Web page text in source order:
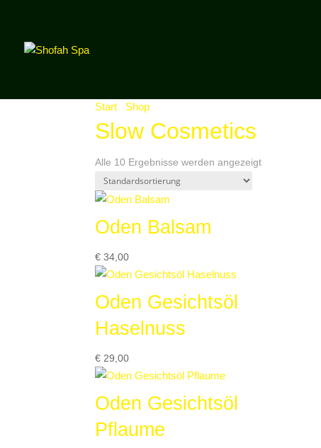
Start Shop
Slow Cosmetics
Alle 10 Ergebnisse werden angezeigt
Oden Balsam
€ 34,00
Oden Gesichtsöl
Haselnuss
€ 29,00
Oden Gesichtsöl
Pflaume